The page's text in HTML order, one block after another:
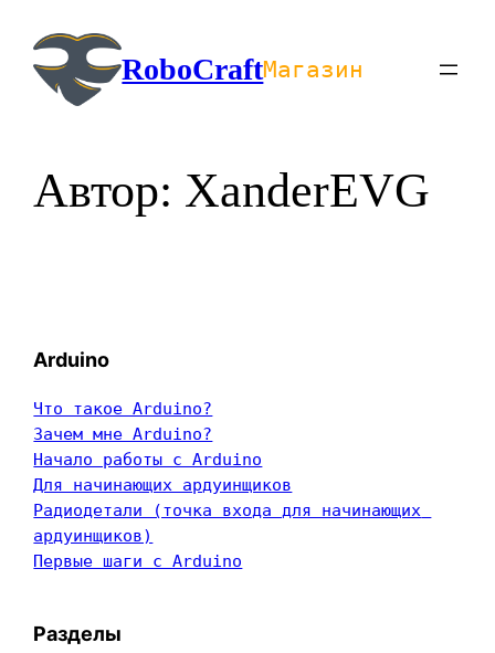
содержимомуRoboCraftМагазин
Автор: XanderEVG
Arduino
Что такое Arduino?
Зачем мне Arduino?
Начало работы с Arduino
Для начинающих ардуинщиков
Радиодетали (точка входа для начинающих
ардуинщиков)
Первые шаги с Arduino
Разделы